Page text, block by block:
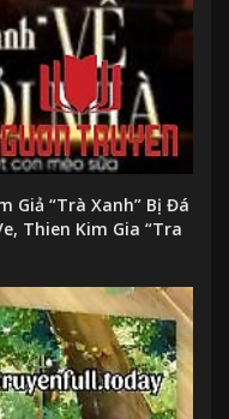
Giả “Trà Xanh” Bị Đá
Thien Kim Gia “Tra